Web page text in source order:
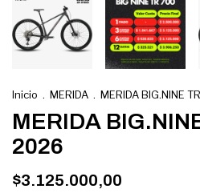
Inicio . MERIDA . MERIDA BIG.NINE
MERIDA
2026
$3.125.000,00